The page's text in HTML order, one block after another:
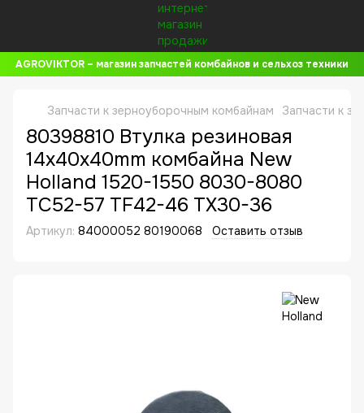
AGROVIKTOR – магазин запчастей комбайнов и сельхоз техники
Запчасти к зерноуборочным комбайнам Запчасти к
80398810 Втулка резиновая
14x40x40mm комбайна New
Holland 1520-1550 8030-8080
TC52-57 TF42-46 TX30-36
Артикул: 84000052 80190068 Оставить отзыв